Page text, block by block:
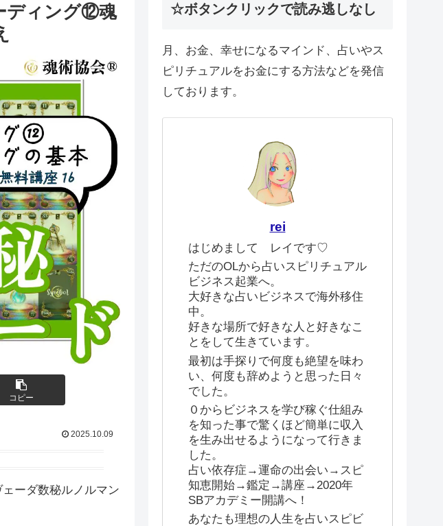
ディング⑫魂
コピー
2025.10.09
ーダ数秘ルノルマン
☆ボタンクリックで読み逃しなし
月、お金、幸せになるマインド、占いやス
ピリチュアルをお金にする方法などを発信
しております。
rei
はじめまして レイです♡
ただのOLから占いスピリチュアル
ビジネス起業へ。
大好きな占いビジネスで海外移住
中。
好きな場所で好きな人と好きなこ
とをして生きています。
最初は手探りで何度も絶望を味わ
い、何度も辞めようと思った日々
でした。
０からビジネスを学び稼ぐ仕組み
を知った事で驚くほど簡単に収入
を生み出せるようになって行きま
した。
占い依存症→運命の出会い→スピ
知恵開始→鑑定→講座→2020年
SBアカデミー開講へ！
あなたも理想の人生を占いスピビ